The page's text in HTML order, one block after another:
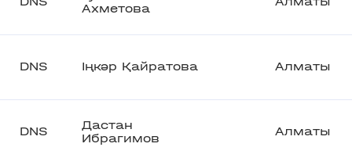
Ахметова
DNS Іңкәр Қайратова Алматы
DNS
Дастан
Ибрагимов
Алматы